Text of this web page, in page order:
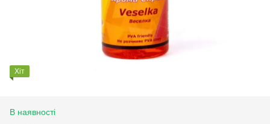
Хіт
В наявності